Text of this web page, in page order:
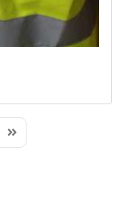
Last Page